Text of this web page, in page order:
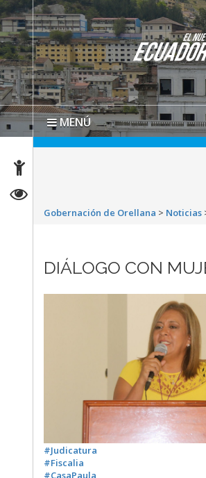
MENÚ
Gobernación de Orellana > Noticias
DIÁLOGO CON
#Judicatura
#Fiscalia
#CasaPaula